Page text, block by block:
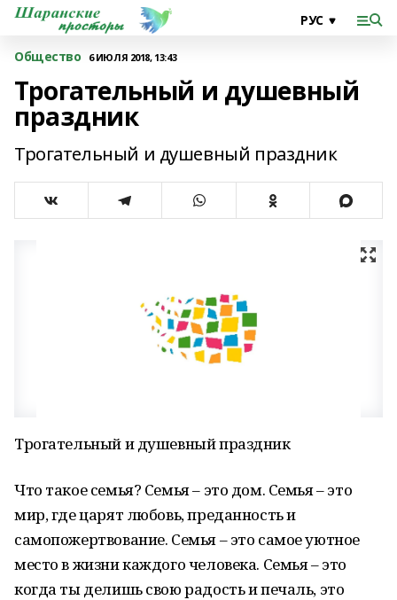
Общество 6 ИЮЛЯ 2018, 13:43
Трогательный и душевный
праздник
Трогательный и душевный праздник
Трогательный и душевный праздник
Что такое семья? Семья – это дом. Семья – это
мир, где царят любовь, преданность и
самопожертвование. Семья – это самое уютное
место в жизни каждого человека. Семья – это
когда ты делишь свою радость и печаль, это